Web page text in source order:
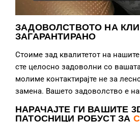
ЗАДОВОЛСТВОТО НА
ЗАГАРАНТИРАНО
Стоиме зад квалитетот на
сте целосно задоволни со
молиме контактирајте не за
замена. Вашето задоволство е
НАРАЧАЈТЕ ГИ ВАШИТЕ
ПАТОСНИЦИ РОБУСТ ЗА